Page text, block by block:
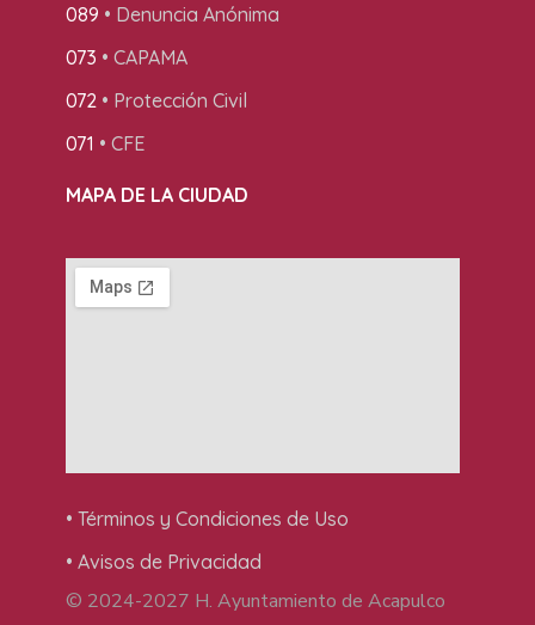
089 • Denuncia Anónima
073 • CAPAMA
072 • Protección Civil
071 • CFE
MAPA DE LA CIUDAD
• Términos y Condiciones de Uso
• Avisos de Privacidad
© 2024-2027 H. Ayuntamiento de Acapulco